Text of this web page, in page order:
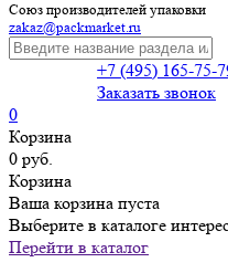
Союз производителей упаковки
zakaz@packmarket.ru
+7 (495) 165-75-
Заказать звонок
0
Корзина
0 руб.
Корзина
Ваша корзина пуста
Выберите в каталоге
Перейти в каталог